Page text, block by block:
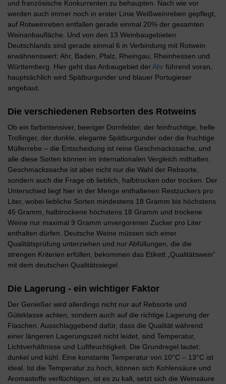
und französische Konkurrenten zu behaupten. Nach wie vor
werden auch immer noch in erster Linie Weißweinreben gepflegt,
auf Rotweinreben entfallen gerade einmal 20% der gesamten
Weinanbaufläche. Und von den 13 Weinbaugebieten
Deutschlands sind gerade einmal 6 in Verbindung mit Rotwein
erwähnenswert: Ahr, Baden, Pfalz, Rheingau, Rheinhessen und
Württemberg. Hier geht das Anbaugebiet derAhr führend voran,
hauptsächlich wird Spätburgunder und blauer Portugieser
angebaut.
Die verschiedenen Rebsorten des Rotweins
Ob ein farbintensiver, beeriger Dornfelder, der feinfruchtige, helle
Trollinger, der dunkle, elegante Spätburgunder oder die fruchtige
Müllerrebe – die Entscheidung ist reine Geschmackssache, und
alle diese Sorten können im internationalen Vergleich mithalten.
Geschmackssache ist aber nicht nur die Wahl der Rebsorte,
sondern auch die Frage ob lieblich, halbtrocken oder trocken. Der
Unterschied liegt hier in der Menge enthaltenen Restzuckers pro
Liter, wobei liebliche Sorten mindestens 18 Gramm bis höchstens
45 Gramm, halbtrockene höchstens 18 Gramm und trockene
Weine nur maximal 9 Gramm unvergorenen Zucker pro Liter
enthalten dürfen. Deutsche Weine müssen sich einer
Qualitätsprüfung unterziehen und nur Abfüllungen, die die
strengen Kriterien erfüllen, bekommen das Etikett „Qualitätswein“
mit dem deutschen Qualitätssiegel.
Die Lagerung - ein wichtiger Faktor
Der Genießer wird allerdings nicht nur auf Rebsorte und
Güteklasse achten, sondern auch auf die richtige Lagerung der
Flaschen. Ausschlaggebend dafür, dass die Qualität während
einer längeren Lagerungszeit nicht leidet, sind Temperatur,
Lichtverhältnisse und Luftfeuchtigkeit. Die Grundregel lautet:
dunkel und kühl. Eine konstante Temperatur von 10°C – 13°C ist
ideal. Ist die Temperatur zu hoch, können sich Kohlensäure und
Aromastoffe verflüchtigen, ist es zu kalt, setzt sich die Weinsäure